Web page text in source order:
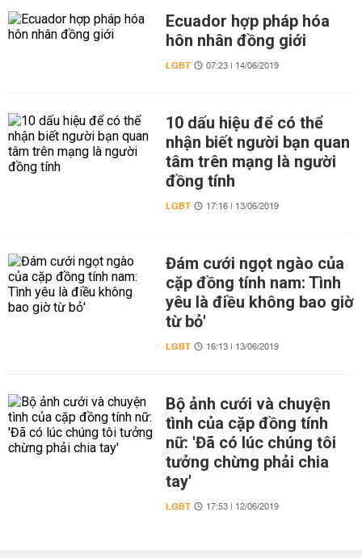
Ecuador hợp pháp hóa
hôn nhân đồng giới
LGBT 07:23 | 14/06/2019
10 dấu hiệu để có thể
nhận biết người bạn quan
tâm trên mạng là người
đồng tính
LGBT 17:16 | 13/06/2019
Đám cưới ngọt ngào của
cặp đồng tính nam: Tình
yêu là điều không bao giờ
từ bỏ'
LGBT 16:13 | 13/06/2019
Bộ ảnh cưới và chuyện
tình của cặp đồng tính
nữ: 'Đã có lúc chúng tôi
tưởng chừng phải chia
tay'
LGBT 17:53 | 12/06/2019